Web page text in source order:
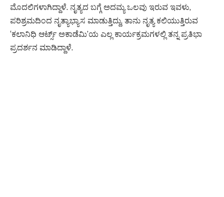
ಮೊದಲಿಗಳಾಗಿದ್ದಾಳೆ. ನೃತ್ಯದ ಬಗ್ಗೆ ಅದಮ್ಯ ಒಲವು ಇರುವ ಇವಳು,
ಪರಿಶ್ರಮದಿಂದ ನೃತ್ಯಾಭ್ಯಾಸ ಮಾಡುತ್ತಿದ್ದು, ತಾನು ನೃತ್ಯ ಕಲಿಯುತ್ತಿರುವ
‘ಕಲಾನಿಧಿ ಆರ್ಟ್ಸ್ ಅಕಾಡೆಮಿ’ಯ ಎಲ್ಲ ಕಾರ್ಯಕ್ರಮಗಳಲ್ಲಿ ತನ್ನ ಪ್ರತಿಭಾ
ಪ್ರದರ್ಶನ ಮಾಡಿದ್ದಾಳೆ.